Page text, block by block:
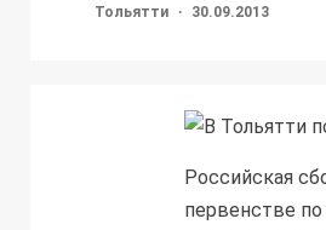
Тольятти 30.09.2013
Российская
первенстве